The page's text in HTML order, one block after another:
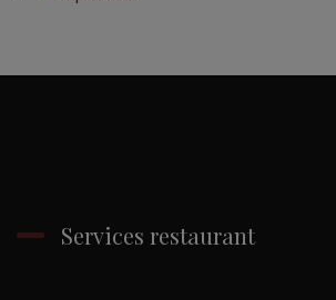
Services restaurant